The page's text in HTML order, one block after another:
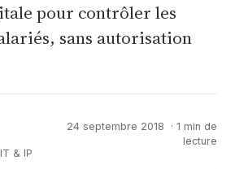
pour contrôler les
sans autorisation
& IP
24 septembre 2018
· 1 min de
lecture